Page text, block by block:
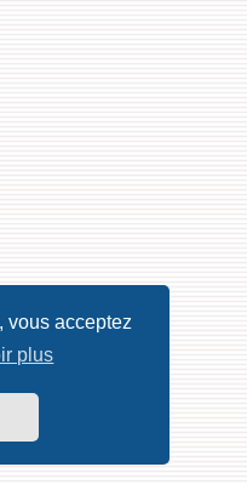
vous acceptez
plus